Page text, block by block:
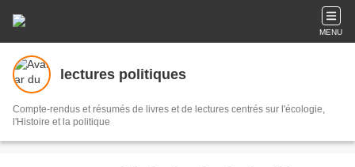
MENU
lectures politiques
Compte-rendus et résumés de livres et de lectures centrés sur l'écologie,
l'Histoire et la politique